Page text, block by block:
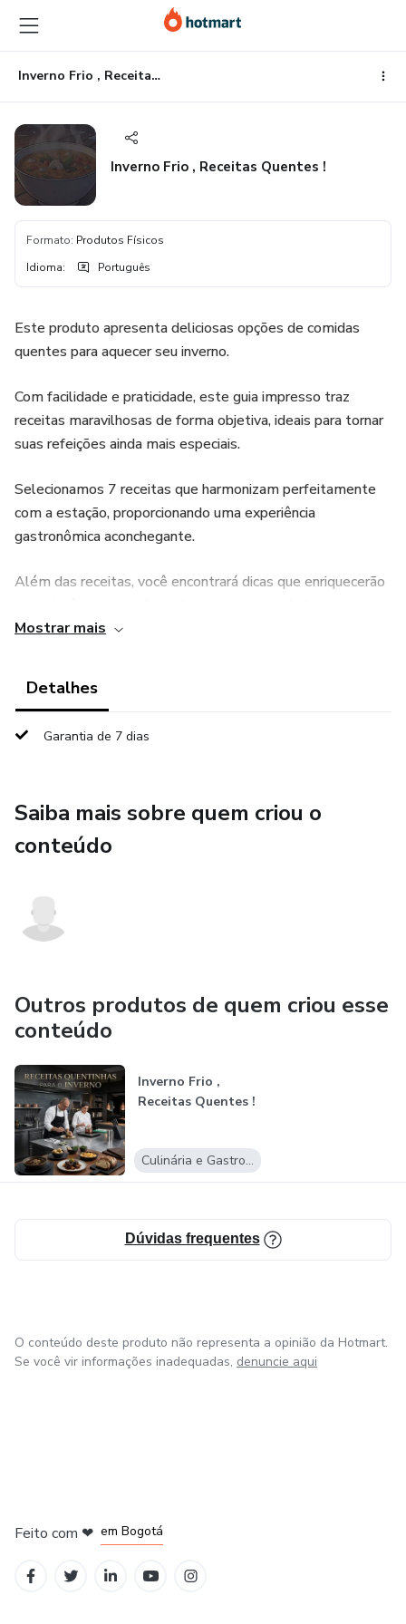
para
o
conteúdo
principal
para
o
pagamento
para
o
rodapé
Inverno Frio , Receitas Quentes !
Inverno Frio , Receitas Quentes !
Formato: Produtos Físicos
Idioma: Português
Este produto apresenta deliciosas opções de comidas
quentes para aquecer seu inverno.
Com facilidade e praticidade, este guia impresso traz
receitas maravilhosas de forma objetiva, ideais para tornar
suas refeições ainda mais especiais.
Selecionamos 7 receitas que harmonizam perfeitamente
com a estação, proporcionando uma experiência
gastronômica aconchegante.
Além das receitas, você encontrará dicas que enriquecerão
experiência.
momentos saborosos e acolhedores.
Mostrar mais
Detalhes
Garantia de 7 dias
Saiba mais sobre quem criou o
conteúdo
Outros produtos de quem criou esse
conteúdo
Inverno Frio ,
Receitas Quentes !
Culinária e Gastronomia
Dúvidas frequentes
O conteúdo deste produto não representa a opinião da Hotmart.
Se você vir informações inadequadas, denuncie aqui
Feito com ❤ em Bogotá